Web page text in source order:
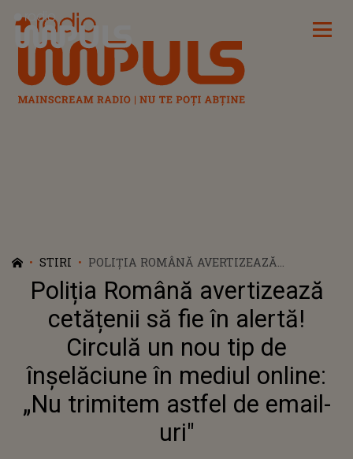
Radio Impuls
STIRI
POLIȚIA ROMÂNĂ AVERTIZEAZĂ
CETĂȚENII SĂ FIE ÎN ALERTĂ! CIRCULĂ UN
NOU TIP DE ÎNȘELĂCIUNE ÎN MEDIUL
ONLINE: „NU TRIMITEM ASTFEL DE
EMAIL-URI"
Poliția Română avertizează
cetățenii să fie în alertă!
Circulă un nou tip de
înșelăciune în mediul online:
„Nu trimitem astfel de email-
uri"